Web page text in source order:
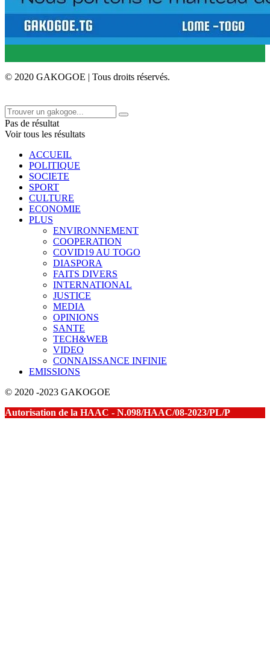
© 2020 GAKOGOE | Tous droits réservés.
Pas de résultat
Voir tous les résultats
ACCUEIL
POLITIQUE
SOCIETE
SPORT
CULTURE
ECONOMIE
PLUS
ENVIRONNEMENT
COOPERATION
COVID19 AU TOGO
DIASPORA
FAITS DIVERS
INTERNATIONAL
JUSTICE
MEDIA
OPINIONS
SANTE
TECH&WEB
VIDEO
CONNAISSANCE INFINIE
EMISSIONS
© 2020 -2023 GAKOGOE
Autorisation de la HAAC - N.098/HAAC/08-2023/PL/P